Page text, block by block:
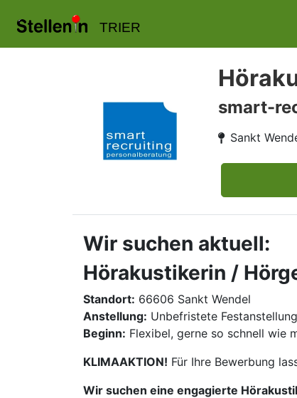
TRIER
smart-
Sankt
Wir suchen aktuell:
Hörakustikerin /
Standort: 66606 Sankt Wendel
Anstellung: Unbefristete Festanstellung
Beginn: Flexibel, gerne so schnell wie
KLIMAAKTION! Für Ihre Bewerbung
Wir suchen eine engagierte